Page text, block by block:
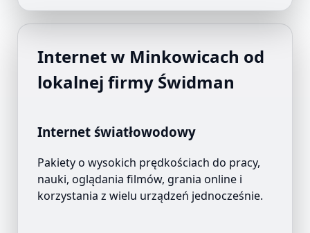
Internet w Minkowicach od
lokalnej firmy Świdman
Internet światłowodowy
Pakiety o wysokich prędkościach do pracy,
nauki, oglądania filmów, grania online i
korzystania z wielu urządzeń jednocześnie.